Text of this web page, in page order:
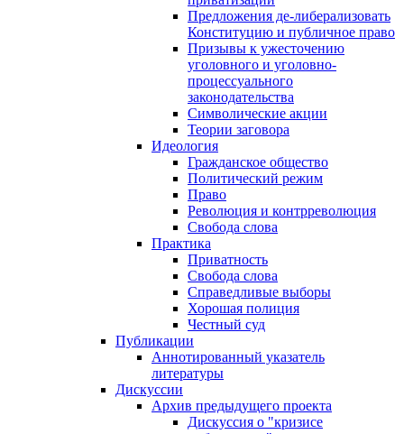
Предложения де-либерализовать
Конституцию и публичное право
Призывы к ужесточению
уголовного и уголовно-
процессуального
законодательства
Символические акции
Теории заговора
Идеология
Гражданское общество
Политический режим
Право
Революция и контрреволюция
Свобода слова
Практика
Приватность
Свобода слова
Справедливые выборы
Хорошая полиция
Честный суд
Публикации
Аннотированный указатель
литературы
Дискуссии
Архив предыдущего проекта
Дискуссия о "кризисе